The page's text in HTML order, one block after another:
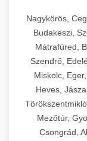
Nagykörös,
Budakeszi,
Mátrafüred,
Szendrő,
Miskolc,
Heves,
Mezőtúr,
Csongrád,